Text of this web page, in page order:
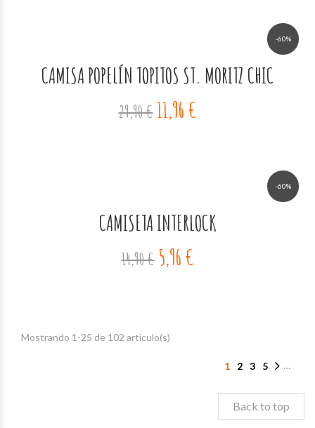
-60%
CAMISA POPELÍN TOPITOS ST. MORITZ CHIC
29,90 €11,96 €
-60%
CAMISETA INTERLOCK
14,90 € 5,96 €
Mostrando 1-25 de 102 artículo(s)
1 2 3 …
5
Back to top